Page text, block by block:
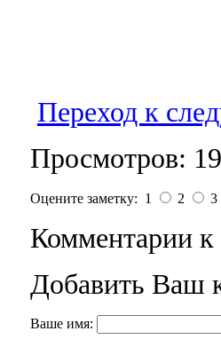
Переход к
Просмотров:
Оцените заметку: 1 2 3
Комментарии к
Добавить Ваш
Ваше имя: